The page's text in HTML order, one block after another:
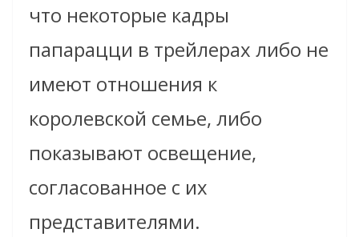
что некоторые кадры
папарацци в трейлерах либо не
имеют отношения к
королевской семье, либо
показывают освещение,
согласованное с их
представителями.